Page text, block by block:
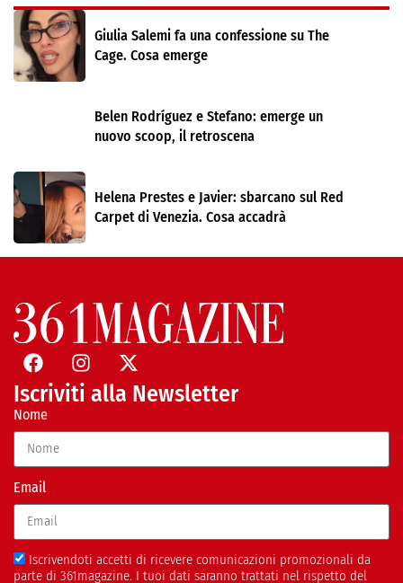
Giulia Salemi fa una confessione su The
Cage. Cosa emerge
Belen Rodríguez e Stefano: emerge un
nuovo scoop, il retroscena
Helena Prestes e Javier: sbarcano sul Red
Carpet di Venezia. Cosa accadrà
Iscriviti alla Newsletter
Nome
Email
Iscrivendoti accetti di ricevere comunicazioni promozionali da
parte di 361magazine. I tuoi dati saranno trattati nel rispetto del